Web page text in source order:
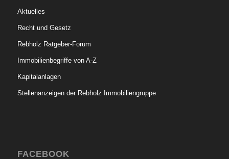
Aktuelles
Recht und Gesetz
Rebholz Ratgeber-Forum
Immobilienbegriffe von A-Z
Kapitalanlagen
Stellenanzeigen der Rebholz Immobiliengruppe
FACEBOOK